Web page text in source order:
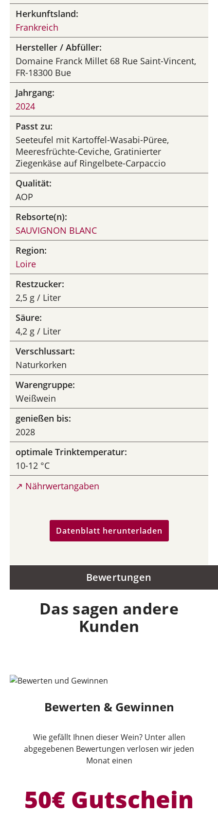
Herkunftsland:
Frankreich
Hersteller / Abfüller:
Domaine Franck Millet 68 Rue Saint-Vincent,
FR-18300 Bue
Jahrgang:
2024
Passt zu:
Seeteufel mit Kartoffel-Wasabi-Püree,
Meeresfrüchte-Ceviche, Gratinierter
Ziegenkäse auf Ringelbete-Carpaccio
Qualität:
AOP
Rebsorte(n):
SAUVIGNON BLANC
Region:
Loire
Restzucker:
2,5 g / Liter
Säure:
4,2 g / Liter
Verschlussart:
Naturkorken
Warengruppe:
Weißwein
genießen bis:
2028
optimale Trinktemperatur:
10-12 °C
↗ Nährwertangaben
Datenblatt herunterladen
Bewertungen
Das sagen andere
Kunden
Bewerten & Gewinnen
Wie gefällt Ihnen dieser Wein? Unter allen
abgegebenen Bewertungen verlosen wir jeden
Monat einen
50€ Gutschein